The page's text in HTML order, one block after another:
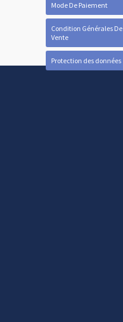
Mode De Paiement
Condition Générales De
Vente
Protection des données